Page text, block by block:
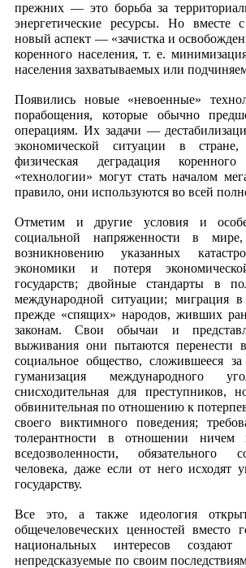
прежних — это борьба за
энергетические ресурсы. Но вместе
новый аспект — «зачистка и
коренного населения, т. е.
населения захватываемых или
Появились новые «невоенные»
порабощения, которые обычно
операциям. Их задачи —
экономической ситуации в
физическая деградация
«технологии» могут стать началом
правило, они используются во всей
Отметим и другие условия и
социальной напряженности в мире,
возникновению указанных
экономики и потеря
государств; двойные стандарты в
международной ситуации; миграция
прежде «спящих» народов, живших
законам. Свои обычаи и
выживания они пытаются перенести в
социальное общество, сложившееся
гуманизация международного
снисходительная для преступников,
обвинительная по отношению к
своего виктимного поведения;
толерантности в отношении ничем
вседозволенности, обязательного
человека, даже если от него исходят
государству.
Все это, а также идеология
общечеловеческих ценностей вместо
национальных интересов
непредсказуемые по своим